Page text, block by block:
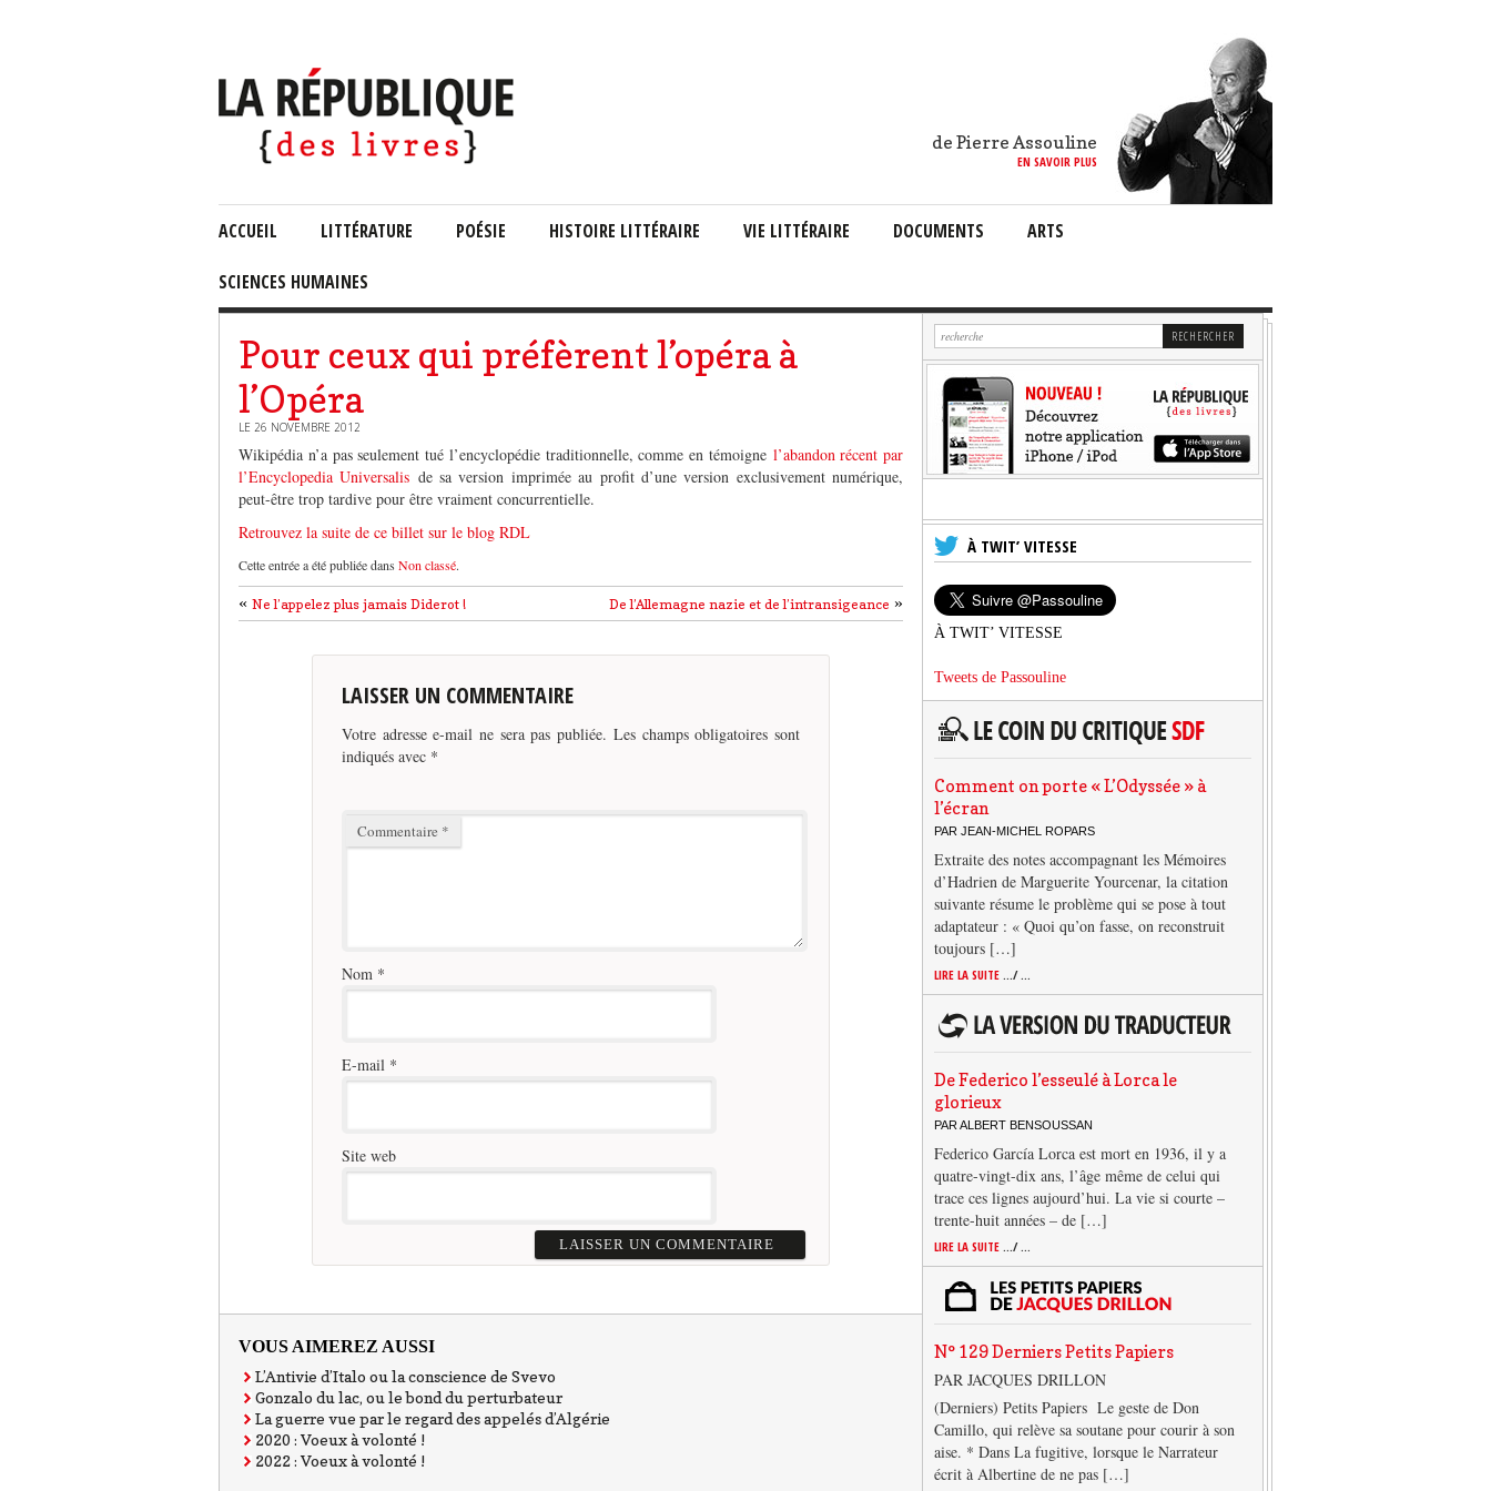
de Pierre Assouline
EN SAVOIR PLUS
ACCUEIL LITTÉRATURE POÉSIE HISTOIRE LITTÉRAIRE VIE LITTÉRAIRE DOCUMENTS ARTS
SCIENCES HUMAINES
Pour ceux qui préfèrent l’opéra à
l’Opéra
LE 26 NOVEMBRE 2012
Wikipédia n’a pas seulement tué l’encyclopédie traditionnelle, comme en témoigne l’abandon récent par
l’Encyclopedia Universalis de sa version imprimée au profit d’une version exclusivement numérique,
peut-être trop tardive pour être vraiment concurrentielle.
Retrouvez la suite de ce billet sur le blog RDL
Cette entrée a été publiée dans Non classé.
De l’Allemagne nazie et de l’intransigeance »
« Ne l’appelez plus jamais Diderot !
LAISSER UN COMMENTAIRE
Votre adresse e-mail ne sera pas publiée. Les champs obligatoires sont
indiqués avec *
Commentaire *
Nom *
E-mail *
Site web
VOUS AIMEREZ AUSSI
L’Antivie d’Italo ou la conscience de Svevo
Gonzalo du lac, ou le bond du perturbateur
La guerre vue par le regard des appelés d’Algérie
2020 : Voeux à volonté !
2022 : Voeux à volonté !
À TWIT’ VITESSE
À TWIT’ VITESSE
Tweets de Passouline
Comment on porte « L’Odyssée » à
l’écran
PAR JEAN-MICHEL ROPARS
Extraite des notes accompagnant les Mémoires
d’Hadrien de Marguerite Yourcenar, la citation
suivante résume le problème qui se pose à tout
adaptateur : « Quoi qu’on fasse, on reconstruit
toujours […]
LIRE LA SUITE .../ ...
De Federico l’esseulé à Lorca le
glorieux
PAR ALBERT BENSOUSSAN
Federico García Lorca est mort en 1936, il y a
quatre-vingt-dix ans, l’âge même de celui qui
trace ces lignes aujourd’hui. La vie si courte –
trente-huit années – de […]
LIRE LA SUITE .../ ...
N° 129 Derniers Petits Papiers
PAR JACQUES DRILLON
(Derniers) Petits Papiers Le geste de Don
Camillo, qui relève sa soutane pour courir à son
aise. * Dans La fugitive, lorsque le Narrateur
écrit à Albertine de ne pas […]